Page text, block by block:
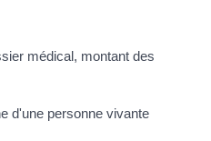
médical, montant des
d'une personne vivante